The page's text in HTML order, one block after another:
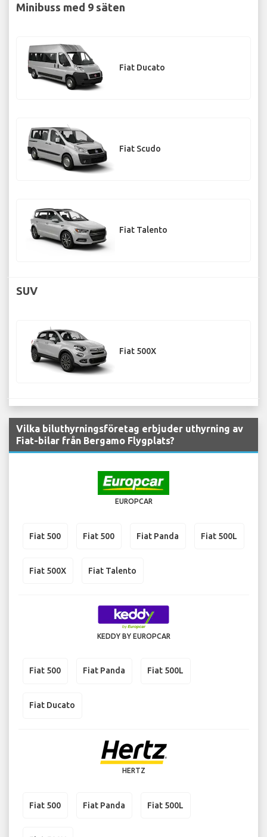
Minibuss med 9 säten
Fiat Ducato
Fiat Scudo
Fiat Talento
SUV
Fiat 500X
Vilka biluthyrningsföretag erbjuder uthyrning av
Fiat-bilar från Bergamo Flygplats?
EUROPCAR
Fiat 500 Fiat 500 Fiat Panda Fiat 500L
Fiat 500X Fiat Talento
KEDDY BY EUROPCAR
Fiat 500 Fiat Panda Fiat 500L
Fiat Ducato
HERTZ
Fiat 500 Fiat Panda Fiat 500L